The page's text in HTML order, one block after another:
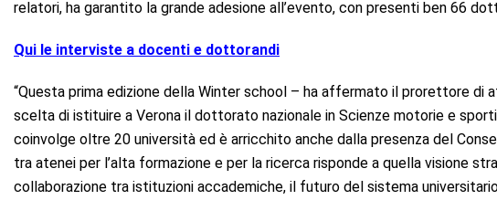
relatori, ha garantito la grande adesione all’evento, con presenti ben 66
Qui le interviste a docenti e dottorandi
“Questa prima edizione della Winter school – ha affermato il prorettore di
scelta di istituire a Verona il dottorato nazionale in Scienze motorie e
coinvolge oltre 20 università ed è arricchito anche dalla presenza del
tra atenei per l’alta formazione e per la ricerca risponde a quella visione
collaborazione tra istituzioni accademiche, il futuro del sistema